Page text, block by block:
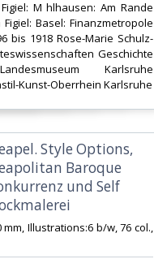
M hlhausen: Am Rande
Basel: Finanzmetropole
bis 1918 Rose-Marie Schulz-
Geschichte
Karlsruhe
Kunst-Oberrhein Karlsruhe‎
Style Options,
Baroque
und Self
mm, Illustrations:6 b/w, 76 col.,